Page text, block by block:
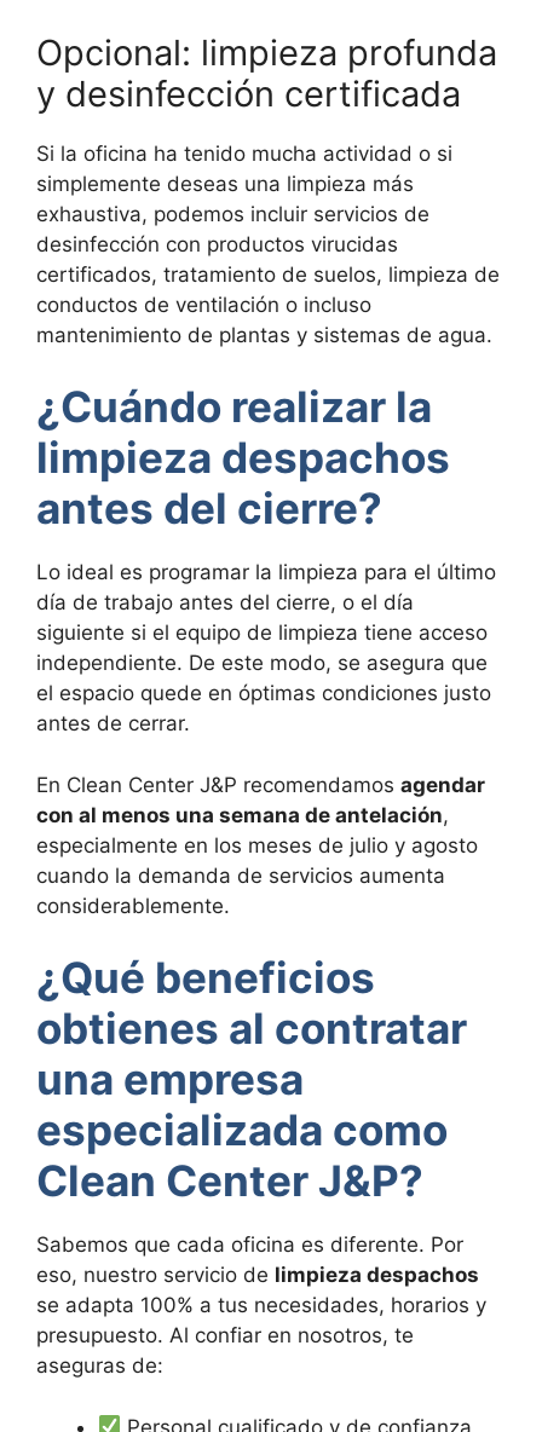
Opcional: limpieza profunda
y desinfección certificada
Si la oficina ha tenido mucha actividad o si
simplemente deseas una limpieza más
exhaustiva, podemos incluir servicios de
desinfección con productos virucidas
certificados, tratamiento de suelos, limpieza de
conductos de ventilación o incluso
mantenimiento de plantas y sistemas de agua.
¿Cuándo realizar la
limpieza despachos
antes del cierre?
Lo ideal es programar la limpieza para el último
día de trabajo antes del cierre, o el día
siguiente si el equipo de limpieza tiene acceso
independiente. De este modo, se asegura que
el espacio quede en óptimas condiciones justo
antes de cerrar.
En Clean Center J&P recomendamos agendar
con al menos una semana de antelación,
especialmente en los meses de julio y agosto
cuando la demanda de servicios aumenta
considerablemente.
¿Qué beneficios
obtienes al contratar
una empresa
especializada como
Clean Center J&P?
Sabemos que cada oficina es diferente. Por
eso, nuestro servicio de limpieza despachos
se adapta 100% a tus necesidades, horarios y
presupuesto. Al confiar en nosotros, te
aseguras de:
Personal cualificado y de confianza